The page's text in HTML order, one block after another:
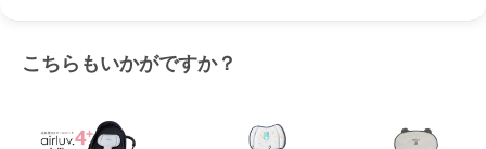
こちらもいかがですか？